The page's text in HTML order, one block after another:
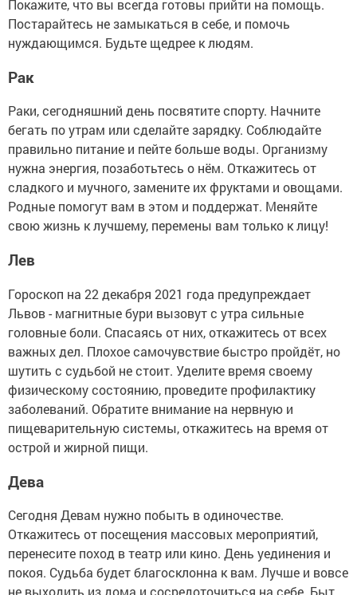
Покажите, что вы всегда готовы прийти на помощь.
Постарайтесь не замыкаться в себе, и помочь
нуждающимся. Будьте щедрее к людям.
Рак
Раки, сегодняшний день посвятите спорту. Начните
бегать по утрам или сделайте зарядку. Соблюдайте
правильно питание и пейте больше воды. Организму
нужна энергия, позаботьтесь о нём. Откажитесь от
сладкого и мучного, замените их фруктами и овощами.
Родные помогут вам в этом и поддержат. Меняйте
свою жизнь к лучшему, перемены вам только к лицу!
Лев
Гороскоп на 22 декабря 2021 года предупреждает
Львов - магнитные бури вызовут с утра сильные
головные боли. Спасаясь от них, откажитесь от всех
важных дел. Плохое самочувствие быстро пройдёт, но
шутить с судьбой не стоит. Уделите время своему
физическому состоянию, проведите профилактику
заболеваний. Обратите внимание на нервную и
пищеварительную системы, откажитесь на время от
острой и жирной пищи.
Дева
Сегодня Девам нужно побыть в одиночестве.
Откажитесь от посещения массовых мероприятий,
перенесите поход в театр или кино. День уединения и
покоя. Судьба будет благосклонна к вам. Лучше и вовсе
не выходить из дома и сосредоточиться на себе. Быт